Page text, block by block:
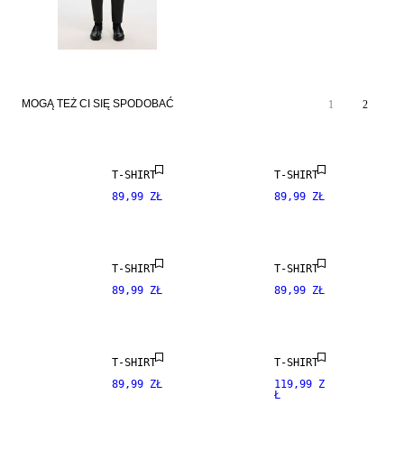
MOGĄ TEŻ CI SIĘ SPODOBAĆ 1 2
T-SHIRT
89,99 ZŁ
T-SHIRT
89,99 ZŁ
T-SHIRT
89,99 ZŁ
T-SHIRT
89,99 ZŁ
T-SHIRT
89,99 ZŁ
T-SHIRT
119,99 Z
Ł